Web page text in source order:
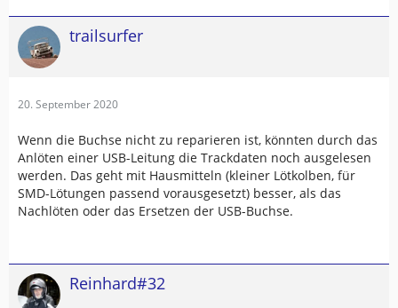
trailsurfer
20. September 2020
Wenn die Buchse nicht zu reparieren ist, könnten durch das
Anlöten einer USB-Leitung die Trackdaten noch ausgelesen
werden. Das geht mit Hausmitteln (kleiner Lötkolben, für
SMD-Lötungen passend vorausgesetzt) besser, als das
Nachlöten oder das Ersetzen der USB-Buchse.
Reinhard#32